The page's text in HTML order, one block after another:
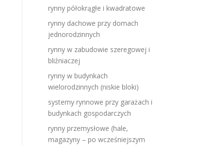
rynny półokrągłe i kwadratowe
rynny dachowe przy domach
jednorodzinnych
rynny w zabudowie szeregowej i
bliźniaczej
rynny w budynkach
wielorodzinnych (niskie bloki)
systemy rynnowe przy garażach i
budynkach gospodarczych
rynny przemysłowe (hale,
magazyny – po wcześniejszym